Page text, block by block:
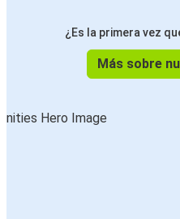
¿Es la primera vez
Más sobre